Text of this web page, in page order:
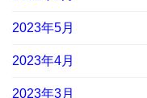
2023年5月
2023年4月
2023年3月